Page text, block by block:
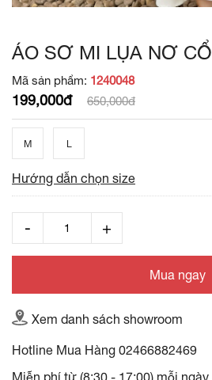
ÁO SƠ MI LỤA NƠ CỔ
Mã sản phẩm: 1240048
199,000đ 650,000đ
M L
Hướng dẫn chọn size
Mua ngay
Xem danh sách showroom
Hotline Mua Hàng 02466882469
Miễn phí từ (8:30 - 17:00) mỗi ngày